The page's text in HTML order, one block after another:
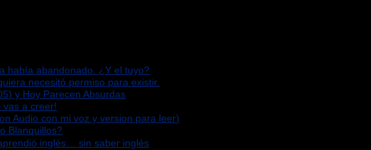
había abandonado. ¿Y el tuyo?
necesitó permiso para existir.
y Hoy Parecen Absurdas
a creer!
Audio con mi voz y version para leer)
Blanquillos?
inglés… sin saber inglés